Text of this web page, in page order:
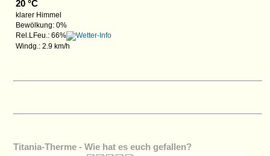
20 °C
klarer Himmel
Bewölkung: 0%
Rel.LFeu.: 66%
Windg.: 2.9 km/h
Titania-Therme - Wie hat es euch gefallen?